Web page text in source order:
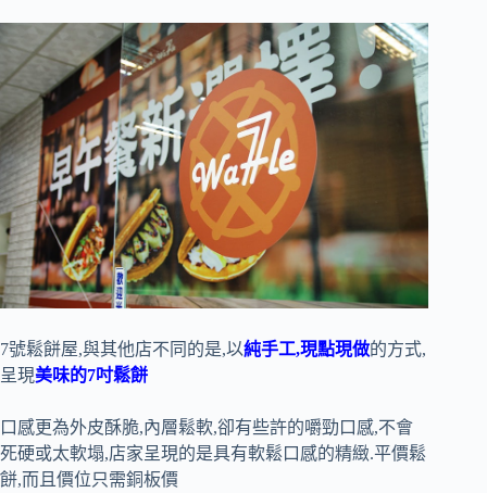
7號鬆餅屋,與其他店不同的是,以純手工,現點現做的方式,
呈現美味的7吋鬆餅
口感更為外皮酥脆,內層鬆軟,卻有些許的嚼勁口感,不會
死硬或太軟塌,店家呈現的是具有軟鬆口感的精緻.平價鬆
餅,而且價位只需銅板價